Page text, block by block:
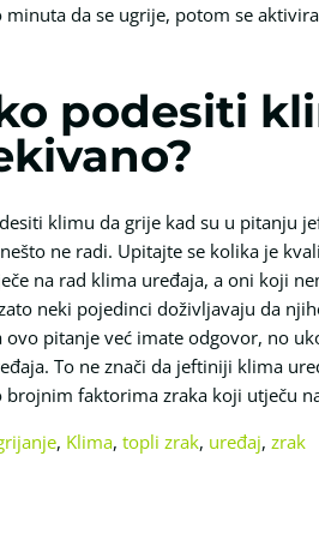
minuta da se ugrije, potom se
podesiti
klimu da grije kad su u pitanju
ne radi. Upitajte se kolika je
na rad klima uređaja, a oni koji
neki pojedinci doživljavaju da
ovo pitanje već imate odgovor, no
To ne znači da jeftiniji klima
brojnim faktorima zraka koji utječu
, Klima, topli zrak, uređaj, zrak